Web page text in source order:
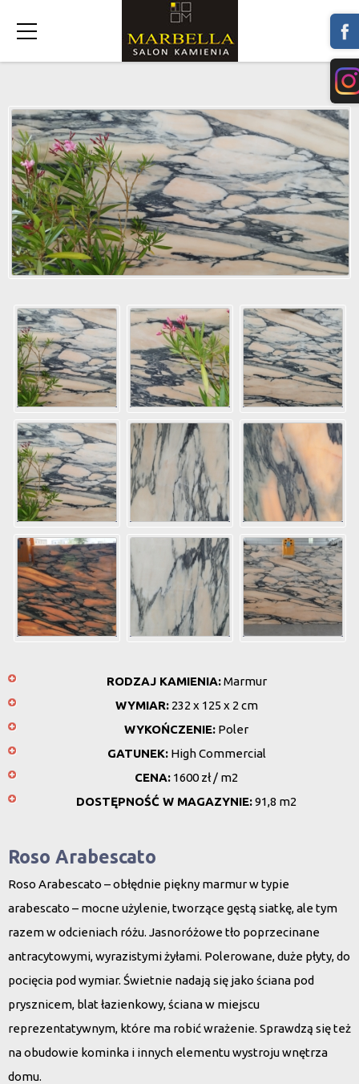
RODZAJ KAMIENIA:Marmur
WYMIAR:232 x 125 x 2 cm
WYKOŃCZENIE: Poler
GATUNEK:High Commercial
CENA: 1600 zł / m2
DOSTĘPNOŚĆ W MAGAZYNIE:91,8 m2
Roso Arabescato
Roso Arabescato – obłędnie piękny marmur w typie
arabescato – mocne użylenie, tworzące gęstą siatkę, ale tym
razem w odcieniach różu. Jasnoróżowe tło poprzecinane
antracytowymi, wyrazistymi żyłami. Polerowane, duże płyty, do
pocięcia pod wymiar. Świetnie nadają się jako ściana pod
prysznicem, blat łazienkowy, ściana w miejscu
reprezentatywnym, które ma robić wrażenie. Sprawdzą się też
na obudowie kominka i innych elementu wystroju wnętrza
domu.